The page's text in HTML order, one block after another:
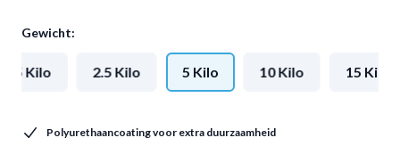
Gewicht:
Kilo 2.5 Kilo 5 Kilo 10 Kilo 15 Kilo
Polyurethaancoating voor extra duurzaamheid